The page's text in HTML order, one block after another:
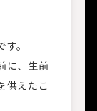
。
に、生前
供えたこ